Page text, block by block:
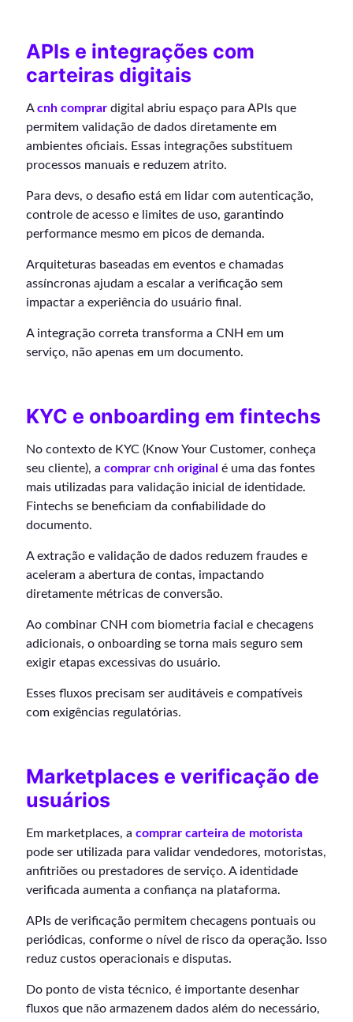
APIs e integrações com
carteiras digitais
Acnh comprar digital abriu espaço para APIs que
permitem validação de dados diretamente em
ambientes oficiais. Essas integrações substituem
processos manuais e reduzem atrito.
Para devs, o desafio está em lidar com autenticação,
controle de acesso e limites de uso, garantindo
performance mesmo em picos de demanda.
Arquiteturas baseadas em eventos e chamadas
assíncronas ajudam a escalar a verificação sem
impactar a experiência do usuário final.
A integração correta transforma a CNH em um
serviço, não apenas em um documento.
KYC e onboarding em fintechs
No contexto de KYC (Know Your Customer, conheça
seu cliente), a comprar cnh original é uma das fontes
mais utilizadas para validação inicial de identidade.
Fintechs se beneficiam da confiabilidade do
documento.
A extração e validação de dados reduzem fraudes e
aceleram a abertura de contas, impactando
diretamente métricas de conversão.
Ao combinar CNH com biometria facial e checagens
adicionais, o onboarding se torna mais seguro sem
exigir etapas excessivas do usuário.
Esses fluxos precisam ser auditáveis e compatíveis
com exigências regulatórias.
Marketplaces e verificação de
usuários
Em marketplaces, a comprar carteira de motorista
pode ser utilizada para validar vendedores, motoristas,
anfitriões ou prestadores de serviço. A identidade
verificada aumenta a confiança na plataforma.
APIs de verificação permitem checagens pontuais ou
periódicas, conforme o nível de risco da operação. Isso
reduz custos operacionais e disputas.
Do ponto de vista técnico, é importante desenhar
fluxos que não armazenem dados além do necessário,